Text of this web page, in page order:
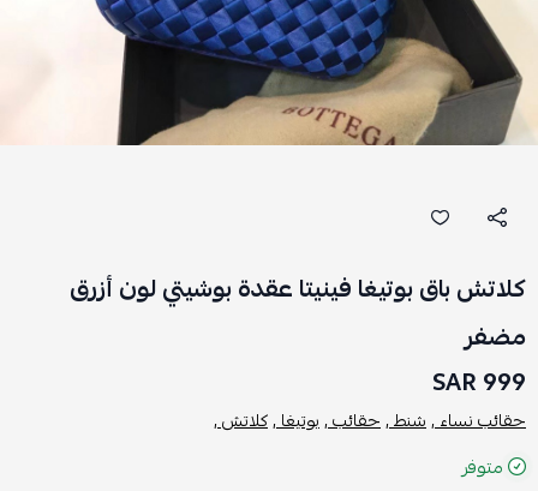
كلاتش باق بوتيغا فينيتا عقدة بوشيتي لون أزرق
مضفر
999 SAR
حقائب نساء ,شنط ,حقائب ,بوتيغا ,كلاتش ,
متوفر